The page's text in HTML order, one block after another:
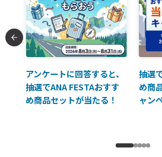
アンケートに回答すると、
抽選でANA FESTAおすす
め商品セットが当たる！
抽選
め商
ャン